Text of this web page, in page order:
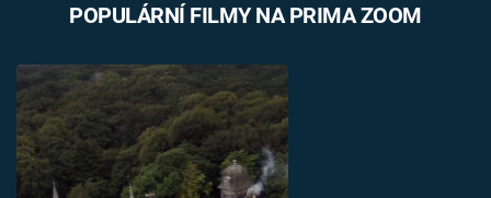
POPULÁRNÍ FILMY NA PRIMA ZOOM